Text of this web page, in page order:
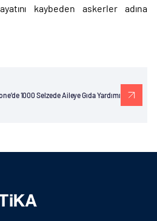
kaybeden askerler adına
1000 Selzede Aileye Gıda Yardımı